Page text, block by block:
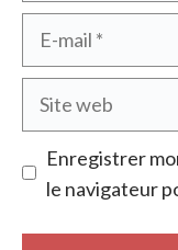
Site
Enregistrer
le navigateur